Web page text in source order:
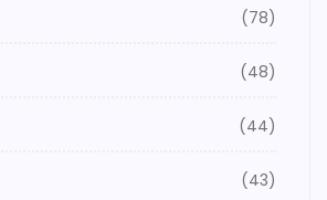
(78)
(48)
(44)
(43)